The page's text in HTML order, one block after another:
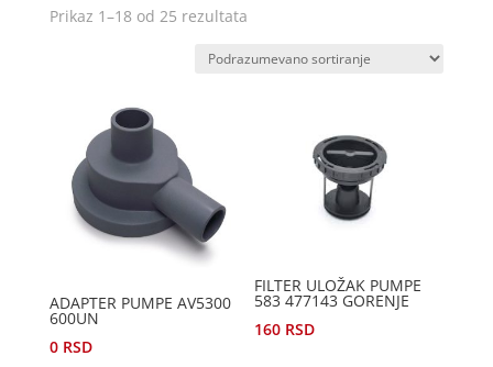
Prikaz 1–18 od 25 rezultata
ADAPTER PUMPE AV5300
600UN
0 RSD
FILTER ULOŽAK PUMPE
583 477143 GORENJE
160 RSD